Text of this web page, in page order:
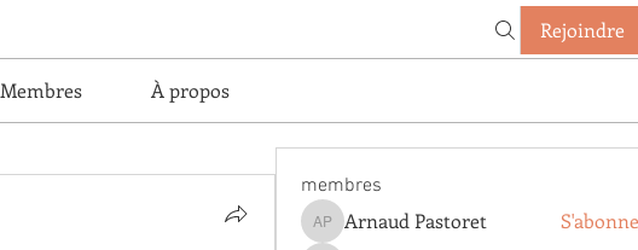
Rejoindre
Membres À propos
membres
Arnaud Pastoret
Arnaud Pastoret